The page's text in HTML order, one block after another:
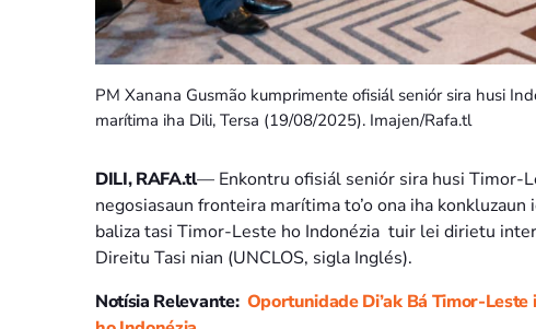
PM Xanana Gusmão kumprimente ofisiál seniór sira husi
marítima iha Dili, Tersa (19/08/2025). Imajen/Rafa.tl
DILI, RAFA.tl— Enkontru ofisiál seniór sira husi Timor-
negosiasaun fronteira marítima to’o ona iha
baliza tasi Timor-Leste ho Indonézia tuir lei dirietu
Direitu Tasi nian (UNCLOS, sigla Inglés).
Notísia Relevante: Oportunidade Di’ak Bá Timor-